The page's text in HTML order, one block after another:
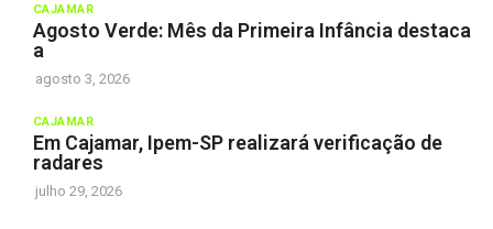
CAJAMAR
Agosto Verde: Mês da Primeira Infância destaca
a
agosto 3, 2026
CAJAMAR
Em Cajamar, Ipem-SP realizará verificação de
radares
julho 29, 2026